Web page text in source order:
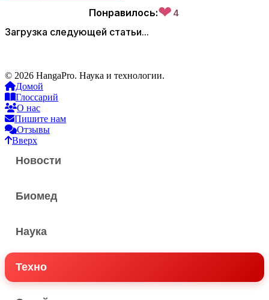
Понравилось:❤ 4
Загрузка следующей статьи...
© 2026 HangaPro. Наука и технологии.
Домой
Глоссарий
О нас
Пишите нам
Отзывы
Вверх
Новости
Биомед
Наука
Техно